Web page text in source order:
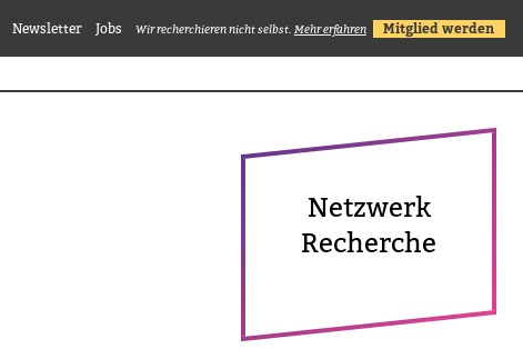
Newsletter Jobs Wir recherchieren nicht selbst. Mehr erfahren Mitglied werden
Netz­werk
Recherche